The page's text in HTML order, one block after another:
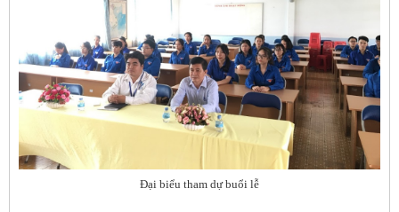
Đại biểu tham dự buổi lễ